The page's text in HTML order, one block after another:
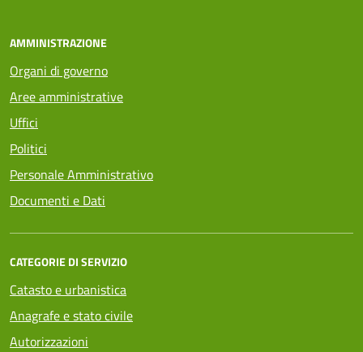
AMMINISTRAZIONE
Organi di governo
Aree amministrative
Uffici
Politici
Personale Amministrativo
Documenti e Dati
CATEGORIE DI SERVIZIO
Catasto e urbanistica
Anagrafe e stato civile
Autorizzazioni